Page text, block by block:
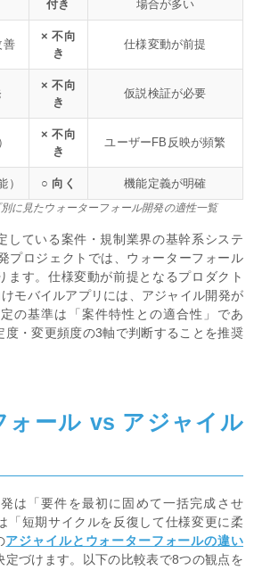
付き 場合が多い
善
× 不向
き
仕様変動が前提
× 不向
き
仮説検証が必要
× 不向
き
ユーザーFB反映が頻繁
） ○ 向く 機能定義が明確
に見たウォーターフォール開発の適性一覧
している案件・規制業界の基幹系システ
プロジェクトでは、ウォーターフォール
ます。仕様変動が前提となるプロダクト
モバイルアプリには、アジャイル開発が
の基準は「案件特性との適合性」であ
度・変更頻度の3軸で判断することを推奨
ォール vs アジャイル
は「要件を最初に固めて一括完成させ
「短期サイクルを反復して仕様変更に柔
アジャイルとウォーターフォールの違い
定づけます。以下の比較表で8つの観点を